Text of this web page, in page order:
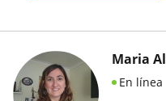
Maria
En línea